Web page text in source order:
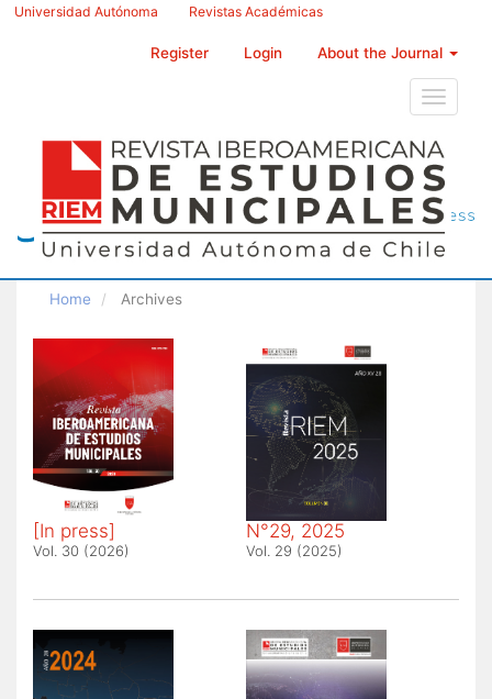
Main
Universidad Autónoma Revistas Académicas
Register Login About the Journal
Toggle
Home Archives
[In press]
Vol. 30 (2026)
N°29, 2025
Vol. 29 (2025)